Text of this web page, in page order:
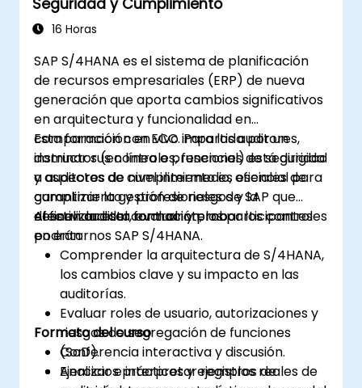
16 Horas
SAP S/4HANA es el sistema de planificación
de recursos empresariales (ERP) de nueva
generación que aporta cambios significativos
en arquitectura y funcionalidad en
comparación con ECC. Para los auditores,
dominar sus controles, funciones de seguridad
y aspectos de cumplimiento es esencial para
garantizar la gestión de riesgos y la
efectividad del control interno.
Esta formación en vivo impartida por un
instructor (en línea o presencial) está dirigida
a auditores de nivel intermedio, oficiales de
cumplimiento y profesionales de SAP que
deseen auditar, evaluar y probar los controles
en entornos SAP S/4HANA.
Al finalizar esta formación, los participantes
podrán:
Comprender la arquitectura de S/4HANA,
los cambios clave y su impacto en las
auditorías.
Evaluar roles de usuario, autorizaciones y
riesgos de segregación de funciones
(SoD).
Analizar e interpretar registros de
Formato del curso
Conferencia interactiva y discusión.
Ejercicios prácticos y ejemplos reales de